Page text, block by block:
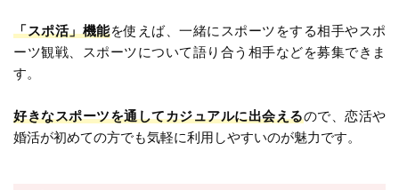
「スポ活」機能を使えば、一緒にスポーツをする相手やスポ
ーツ観戦、スポーツについて語り合う相手などを募集できま
す。
好きなスポーツを通してカジュアルに出会えるので、恋活や
婚活が初めての方でも気軽に利用しやすいのが魅力です。